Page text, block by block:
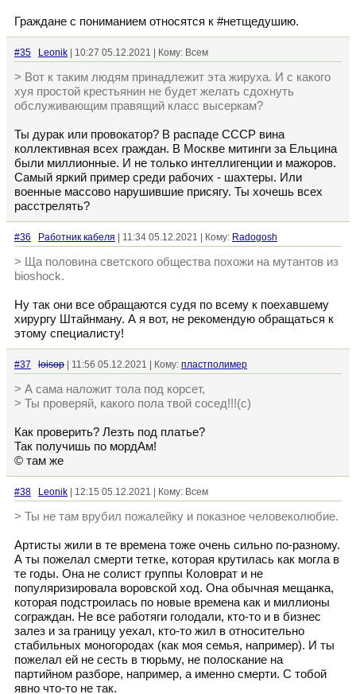
Граждане с пониманием относятся к #нетщедушию.
#35 Leonik | 10:27 05.12.2021 | Кому: Всем
> Вот к таким людям принадлежит эта жируха. И с какого
хуя простой крестьянин не будет желать сдохнуть
обслуживающим правящий класс высеркам?
Ты дурак или провокатор? В распаде СССР вина
коллективная всех граждан. В Москве митинги за Ельцина
были миллионные. И не только интеллигенции и мажоров.
Самый яркий пример среди рабочих - шахтеры. Или
военные массово нарушившие присягу. Ты хочешь всех
расстрелять?
#36 Работник кабеля | 11:34 05.12.2021 | Кому: Radogosh
> Ща половина светского общества похожи на мутантов из
bioshock.
Ну так они все обращаются судя по всему к поехавшему
хирургу Штайнману. А я вот, не рекомендую обращаться к
этому специалисту!
#37 loisop | 11:56 05.12.2021 | Кому: пластполимер
> А сама наложит тола под корсет,
> Ты проверяй, какого пола твой сосед!!!(с)
Как проверить? Лезть под платье?
Так получишь по мордАм!
© там же
#38 Leonik | 12:15 05.12.2021 | Кому: Всем
> Ты не там врубил пожалейку и показное человеколюбие.
Артисты жили в те времена тоже очень сильно по-разному.
А ты пожелал смерти тетке, которая крутилась как могла в
те годы. Она не солист группы Коловрат и не
популяризировала воровской ход. Она обычная мещанка,
которая подстроилась по новые времена как и миллионы
сограждан. Не все работяги голодали, кто-то и в бизнес
залез и за границу уехал, кто-то жил в относительно
стабильных моногородах (как моя семья, например). И ты
пожелал ей не сесть в тюрьму, не полоскание на
партийном разборе, например, а именно смерти. С тобой
явно что-то не так.